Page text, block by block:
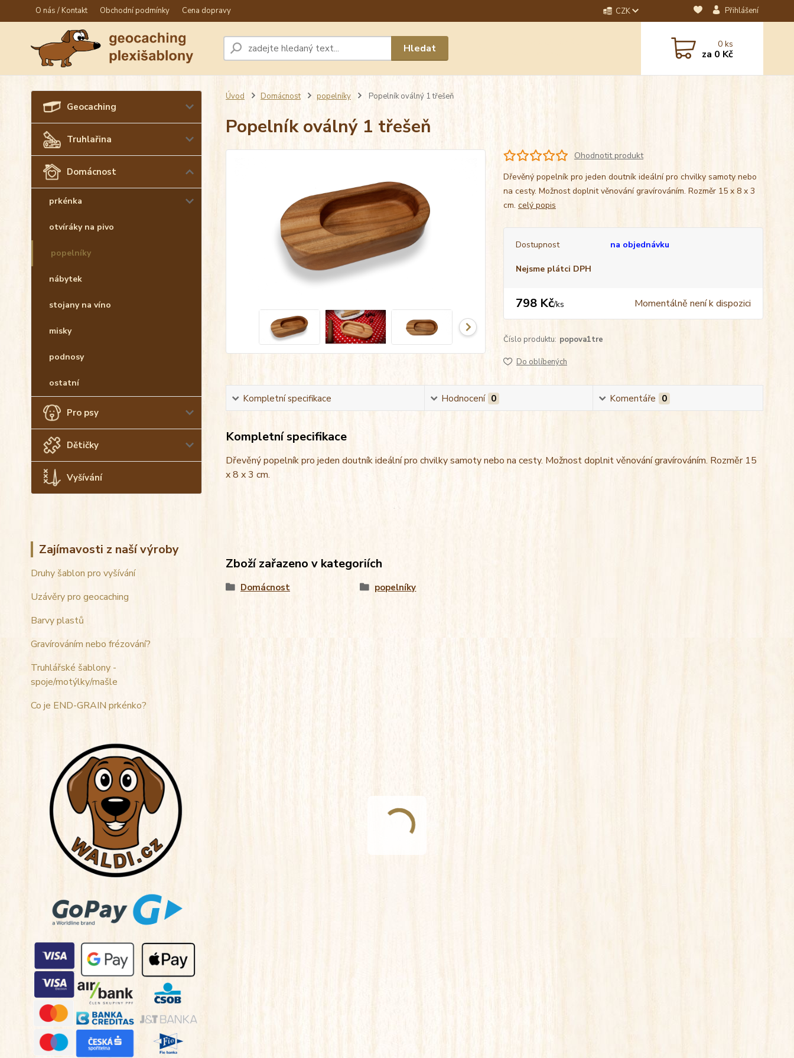
O nás / Kontakt Obchodní podmínky Cena dopravy CZK Přihlášení
Hledat 0ks
za 0 Kč
Geocaching
Truhlařina
Domácnost
prkénka
otvíráky na pivo
popelníky
nábytek
stojany na víno
misky
podnosy
ostatní
Pro psy
Dětičky
Vyšívání
Zajímavosti z naší výroby
Druhy šablon pro vyšívání
Uzávěry pro geocaching
Barvy plastů
Gravírováním nebo frézování?
Truhlářské šablony -
spoje/motýlky/mašle
Co je END-GRAIN prkénko?
Úvod Domácnost popelníky Popelník oválný 1 třešeň
Popelník oválný 1 třešeň
Ohodnotit produkt
Dřevěný popelník pro jeden doutník ideální pro chvilky samoty nebo
na cesty. Možnost doplnit věnování gravírováním. Rozměr 15 x 8 x 3
cm. celý popis
Dostupnost na objednávku
Nejsme plátci DPH
798 Kč/ks Momentálně není k dispozici
Číslo produktu: popova1tre
Do oblíbených
Kompletní specifikace Hodnocení 0 Komentáře 0
Kompletní specifikace
Dřevěný popelník pro jeden doutník ideální pro chvilky samoty nebo na cesty. Možnost doplnit věnování gravírováním. Rozměr 15
x 8 x 3 cm.
Zboží zařazeno v kategoriích
Domácnost popelníky